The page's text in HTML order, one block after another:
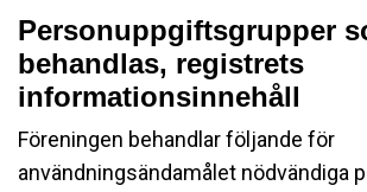
Personuppgiftsgrupper
behandlas, registrets
informationsinnehåll
Föreningen behandlar följande för
användningsändamålet nödvändiga